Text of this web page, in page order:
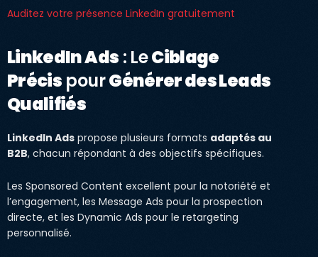
Auditez votre présence LinkedIn gratuitement
LinkedIn Ads : LeCiblage
Précis pourGénérer des Leads
Qualifiés
LinkedIn Ads propose plusieurs formats adaptés au
B2B, chacun répondant à des objectifs spécifiques.
Les Sponsored Content excellent pour la notoriété et
l’engagement, les Message Ads pour la prospection
directe, et les Dynamic Ads pour le retargeting
personnalisé.